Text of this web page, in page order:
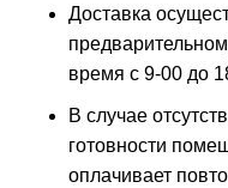
Доставка
время с 9-00 до
В случае
готовности
оплачивает